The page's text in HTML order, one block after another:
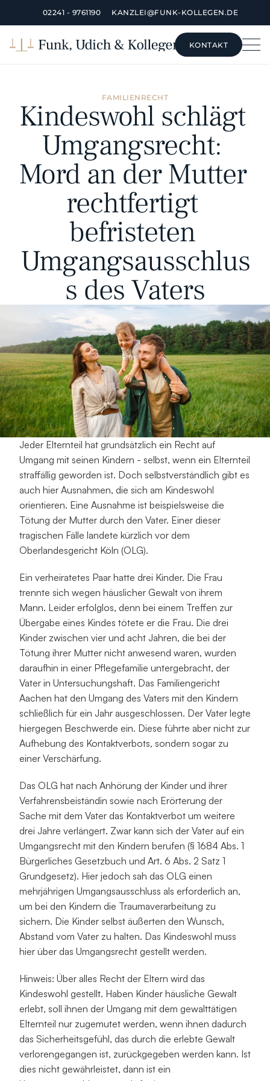
02241 - 9761190 KANZLEI@FUNK-KOLLEGEN.DE
KONTAKT
FAMILIENRECHT
Kindeswohl schlägt
Umgangsrecht:
Mord an der Mutter
rechtfertigt
befristeten
Umgangsausschlus
s des Vaters
Jeder Elternteil hat grundsätzlich ein Recht auf
Umgang mit seinen Kindern - selbst, wenn ein Elternteil
straffällig geworden ist. Doch selbstverständlich gibt es
auch hier Ausnahmen, die sich am Kindeswohl
orientieren. Eine Ausnahme ist beispielsweise die
Tötung der Mutter durch den Vater. Einer dieser
tragischen Fälle landete kürzlich vor dem
Oberlandesgericht Köln (OLG).
Ein verheiratetes Paar hatte drei Kinder. Die Frau
trennte sich wegen häuslicher Gewalt von ihrem
Mann. Leider erfolglos, denn bei einem Treffen zur
Übergabe eines Kindes tötete er die Frau. Die drei
Kinder zwischen vier und acht Jahren, die bei der
Tötung ihrer Mutter nicht anwesend waren, wurden
daraufhin in einer Pflegefamilie untergebracht, der
Vater in Untersuchungshaft. Das Familiengericht
Aachen hat den Umgang des Vaters mit den Kindern
schließlich für ein Jahr ausgeschlossen. Der Vater legte
hiergegen Beschwerde ein. Diese führte aber nicht zur
Aufhebung des Kontaktverbots, sondern sogar zu
einer Verschärfung.
Das OLG hat nach Anhörung der Kinder und ihrer
Verfahrensbeiständin sowie nach Erörterung der
Sache mit dem Vater das Kontaktverbot um weitere
drei Jahre verlängert. Zwar kann sich der Vater auf ein
Umgangsrecht mit den Kindern berufen (§ 1684 Abs. 1
Bürgerliches Gesetzbuch und Art. 6 Abs. 2 Satz 1
Grundgesetz). Hier jedoch sah das OLG einen
mehrjährigen Umgangsausschluss als erforderlich an,
um bei den Kindern die Traumaverarbeitung zu
sichern. Die Kinder selbst äußerten den Wunsch,
Abstand vom Vater zu halten. Das Kindeswohl muss
hier über das Umgangsrecht gestellt werden.
Hinweis: Über alles Recht der Eltern wird das
Kindeswohl gestellt. Haben Kinder häusliche Gewalt
erlebt, soll ihnen der Umgang mit dem gewalttätigen
Elternteil nur zugemutet werden, wenn ihnen dadurch
das Sicherheitsgefühl, das durch die erlebte Gewalt
verlorengegangen ist, zurückgegeben werden kann. Ist
dies nicht gewährleistet, dann ist ein